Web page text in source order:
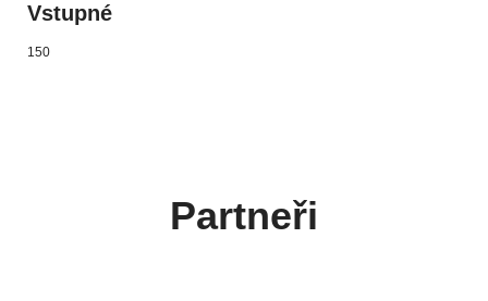
Vstupné
150
Partneři